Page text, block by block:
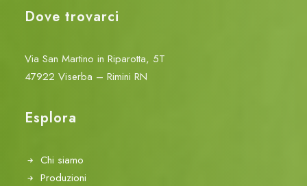
Dove trovarci
Via San Martino in Riparotta, 5T
47922 Viserba – Rimini RN
Esplora
Chi siamo
Produzioni